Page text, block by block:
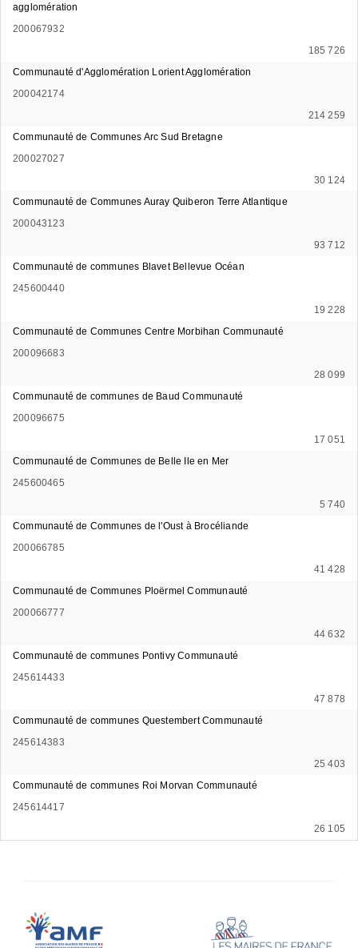
agglomération
200067932
185 726
Communauté d'Agglomération Lorient Agglomération
200042174
214 259
Communauté de Communes Arc Sud Bretagne
200027027
30 124
Communauté de Communes Auray Quiberon Terre Atlantique
200043123
93 712
Communauté de communes Blavet Bellevue Océan
245600440
19 228
Communauté de Communes Centre Morbihan Communauté
200096683
28 099
Communauté de communes de Baud Communauté
200096675
17 051
Communauté de Communes de Belle Ile en Mer
245600465
5 740
Communauté de Communes de l'Oust à Brocéliande
200066785
41 428
Communauté de Communes Ploërmel Communauté
200066777
44 632
Communauté de communes Pontivy Communauté
245614433
47 878
Communauté de communes Questembert Communauté
245614383
25 403
Communauté de communes Roi Morvan Communauté
245614417
26 105